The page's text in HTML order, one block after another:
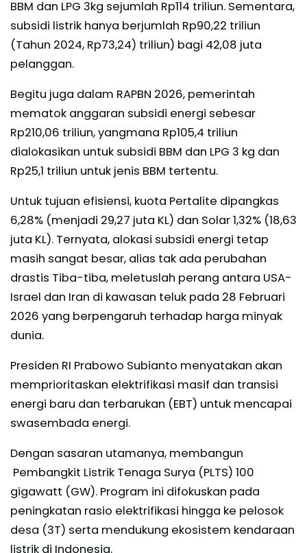
BBM dan LPG 3kg sejumlah Rp114 triliun. Sementara,
subsidi listrik hanya berjumlah Rp90,22 triliun
(Tahun 2024, Rp73,24) triliun) bagi 42,08 juta
pelanggan.
Begitu juga dalam RAPBN 2026, pemerintah
mematok anggaran subsidi energi sebesar
Rp210,06 triliun, yangmana Rp105,4 triliun
dialokasikan untuk subsidi BBM dan LPG 3 kg dan
Rp25,1 triliun untuk jenis BBM tertentu.
Untuk tujuan efisiensi, kuota Pertalite dipangkas
6,28% (menjadi 29,27 juta KL) dan Solar 1,32% (18,63
juta KL). Ternyata, alokasi subsidi energi tetap
masih sangat besar, alias tak ada perubahan
drastis Tiba-tiba, meletuslah perang antara USA-
Israel dan Iran di kawasan teluk pada 28 Februari
2026 yang berpengaruh terhadap harga minyak
dunia.
Presiden RI Prabowo Subianto menyatakan akan
memprioritaskan elektrifikasi masif dan transisi
energi baru dan terbarukan (EBT) untuk mencapai
swasembada energi.
Dengan sasaran utamanya, membangun
Pembangkit Listrik Tenaga Surya (PLTS) 100
gigawatt (GW). Program ini difokuskan pada
peningkatan rasio elektrifikasi hingga ke pelosok
desa (3T) serta mendukung ekosistem kendaraan
listrik di Indonesia.